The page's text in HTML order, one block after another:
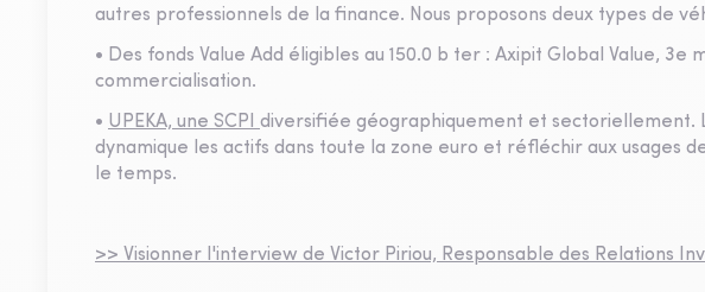
autres professionnels de la finance. Nous proposons deux types de
• Des fonds Value Add éligibles au 150.0 b ter : Axipit Global Value, 3e
commercialisation.
• UPEKA, une SCPI diversifiée géographiquement et sectoriellement.
dynamique les actifs dans toute la zone euro et réfléchir aux usages
le temps.
>> Visionner l'interview de Victor Piriou, Responsable des Relations